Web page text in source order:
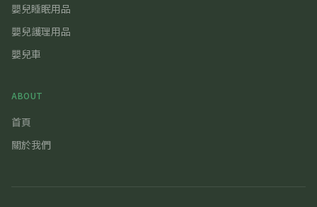
嬰兒睡眠用品
嬰兒護理用品
嬰兒車
ABOUT
首頁
關於我們